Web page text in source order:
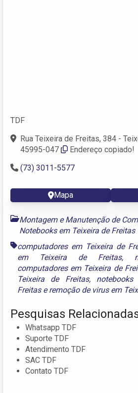
TDF
Rua Teixeira de Freitas, 384 -
45995-047
Endereço copiado!
(73) 3011-5577
Mapa
Montagem e Manutenção de
Notebooks em Teixeira de Freitas
computadores em Teixeira de
em Teixeira de Freitas,
computadores em Teixeira de
Teixeira de Freitas,
Freitaseremoção de virus em
Pesquisas
Whatsapp TDF
Suporte TDF
Atendimento TDF
SAC TDF
Contato TDF